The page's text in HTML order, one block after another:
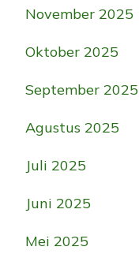
November 2025
Oktober 2025
September 2025
Agustus 2025
Juli 2025
Juni 2025
Mei 2025